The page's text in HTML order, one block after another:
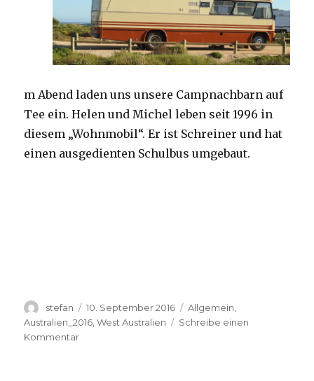
m Abend laden uns unsere Campnachbarn auf
Tee ein. Helen und Michel leben seit 1996 in
diesem „Wohnmobil“. Er ist Schreiner und hat
einen ausgedienten Schulbus umgebaut.
Autor
stefan
Veröffentlicht
am
10. September 2016 Kategorien
Allgemein
Australien_2016 ,West Australien
Schreibe einen
Kommentarzu